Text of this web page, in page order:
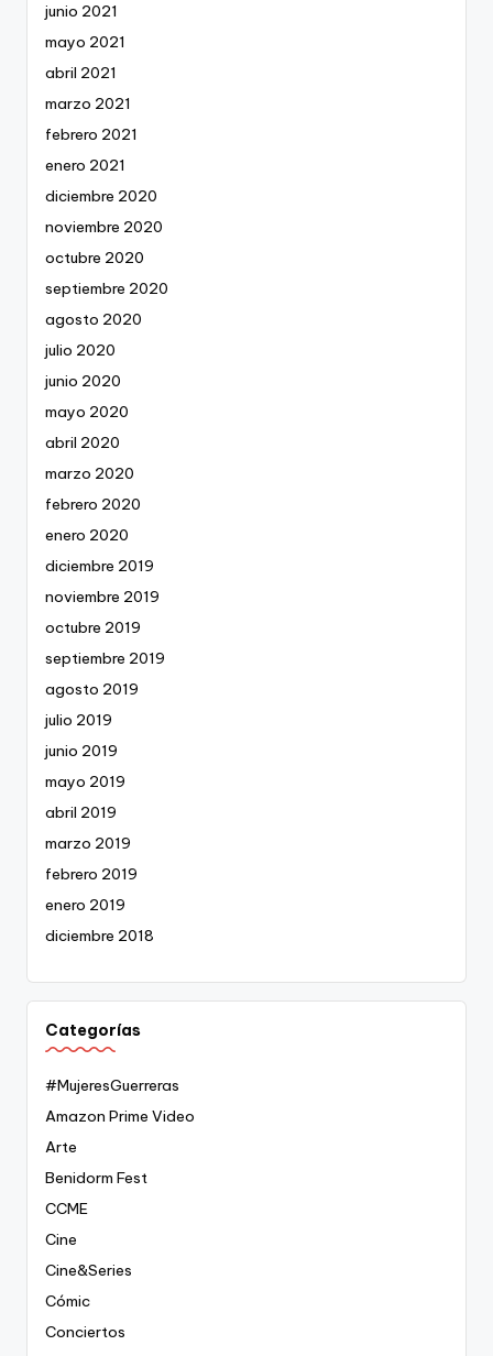
junio 2021
mayo 2021
abril 2021
marzo 2021
febrero 2021
enero 2021
diciembre 2020
noviembre 2020
octubre 2020
septiembre 2020
agosto 2020
julio 2020
junio 2020
mayo 2020
abril 2020
marzo 2020
febrero 2020
enero 2020
diciembre 2019
noviembre 2019
octubre 2019
septiembre 2019
agosto 2019
julio 2019
junio 2019
mayo 2019
abril 2019
marzo 2019
febrero 2019
enero 2019
diciembre 2018
Categorías
#MujeresGuerreras
Amazon Prime Video
Arte
Benidorm Fest
CCME
Cine
Cine&Series
Cómic
Conciertos